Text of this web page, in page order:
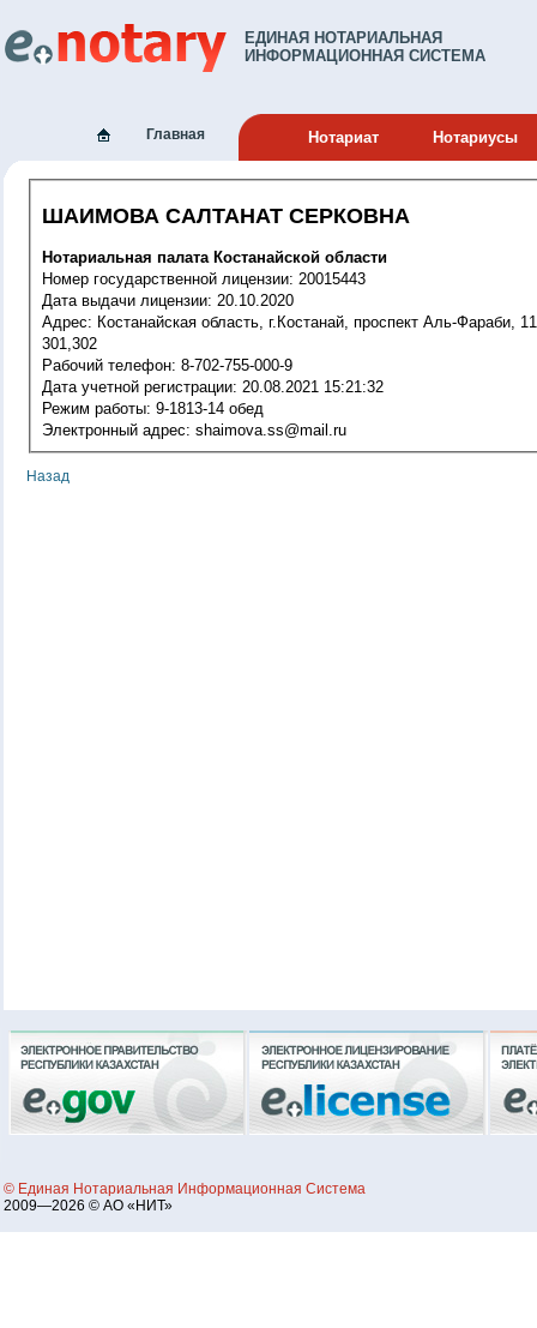
ЕДИНАЯ НОТАРИАЛЬНАЯ
ИНФОРМАЦИОННАЯ СИСТЕМА
Главная Нотариат Нотариусы
ШАИМОВА САЛТАНАТ СЕРКОВНА
Нотариальная палата Костанайской области
Номер государственной лицензии: 20015443
Дата выдачи лицензии: 20.10.2020
Адрес: Костанайская область, г.Костанай, проспект Аль-Фараби, 116,
301,302
Рабочий телефон: 8-702-755-000-9
Дата учетной регистрации: 20.08.2021 15:21:32
Режим работы: 9-1813-14 обед
Электронный адрес: shaimova.ss@mail.ru
Назад
© Единая Нотариальная Информационная Система
2009—2026 © АО «НИТ»